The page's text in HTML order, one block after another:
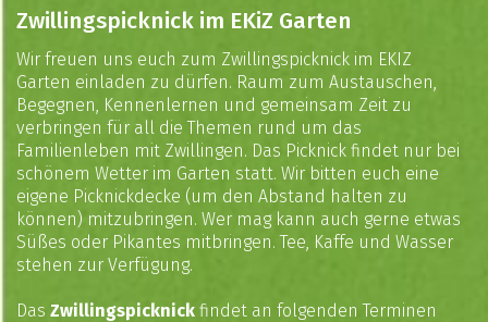
Zwillingspicknick im EKiZ Garten
Wir freuen uns euch zum Zwillingspicknick im EKIZ
Garten einladen zu dürfen. Raum zum Austauschen,
Begegnen, Kennenlernen und gemeinsam Zeit zu
verbringen für all die Themen rund um das
Familienleben mit Zwillingen. Das Picknick findet nur bei
schönem Wetter im Garten statt. Wir bitten euch eine
eigene Picknickdecke (um den Abstand halten zu
können) mitzubringen. Wer mag kann auch gerne etwas
Süßes oder Pikantes mitbringen. Tee, Kaffe und Wasser
stehen zur Verfügung.
Das Zwillingspicknick findet an folgenden Terminen